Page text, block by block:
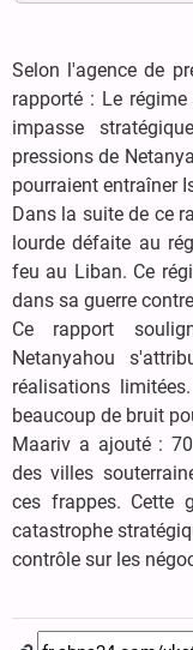
Selon l'agence de
rapporté : Le
impasse
pressions de
pourraient entraîner
Dans la suite de ce
lourde défaite au
feu au Liban. Ce
dans sa guerre
Ce rapport
Netanyahou
réalisations
beaucoup de bruit
Maariv a ajouté :
des villes
ces frappes. Cette
catastrophe
contrôle sur les